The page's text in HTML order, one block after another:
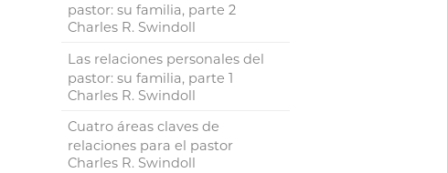
pastor: su familia, parte 2
Charles R. Swindoll
Las relaciones personales del
pastor: su familia, parte 1
Charles R. Swindoll
Cuatro áreas claves de
relaciones para el pastor
Charles R. Swindoll